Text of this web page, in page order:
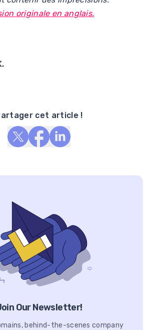
originale en anglais.
cet article !
Our Newsletter!
behind-the-scenes company